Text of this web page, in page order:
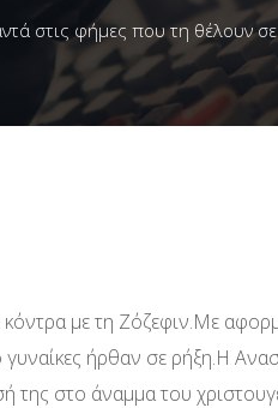
στις φήμες που τη θέλουν
με τη Ζόζεφιν.Με
ήρθαν σε ρήξη.Η
της στο άναμμα του